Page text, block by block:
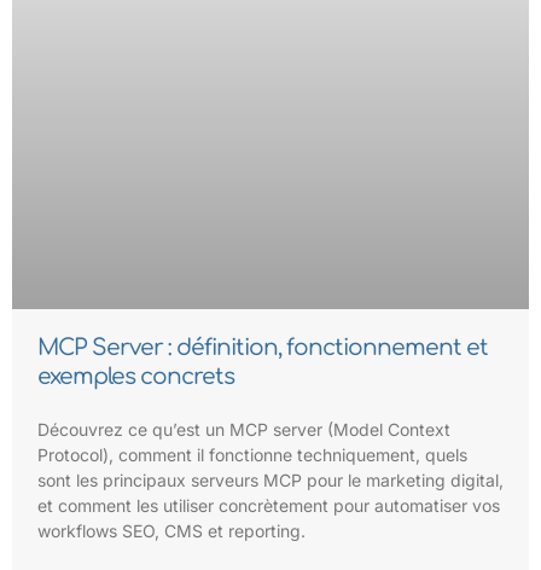
MCP Server : définition, fonctionnement et
exemples concrets
Découvrez ce qu’est un MCP server (Model Context
Protocol), comment il fonctionne techniquement, quels
sont les principaux serveurs MCP pour le marketing digital,
et comment les utiliser concrètement pour automatiser vos
workflows SEO, CMS et reporting.